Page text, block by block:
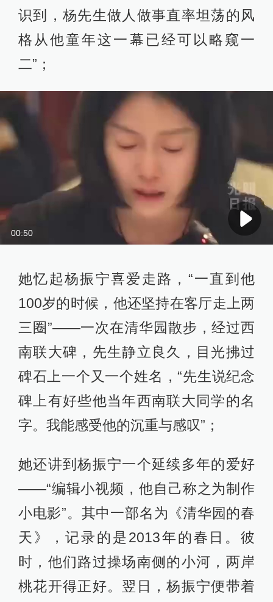
识到，杨先生做人做事直率坦荡的风
格从他童年这一幕已经可以略窥一
二”；
00:50
她忆起杨振宁喜爱走路，“一直到他
100岁的时候，他还坚持在客厅走上两
三圈”——一次在清华园散步，经过西
南联大碑，先生静立良久，目光拂过
碑石上一个又一个姓名，“先生说纪念
碑上有好些他当年西南联大同学的名
字。我能感受他的沉重与感叹”；
她还讲到杨振宁一个延续多年的爱好
——“编辑小视频，他自己称之为制作
小电影”。其中一部名为《清华园的春
天》，记录的是2013年的春日。彼
时，他们路过操场南侧的小河，两岸
桃花开得正好。翌日，杨振宁便带着